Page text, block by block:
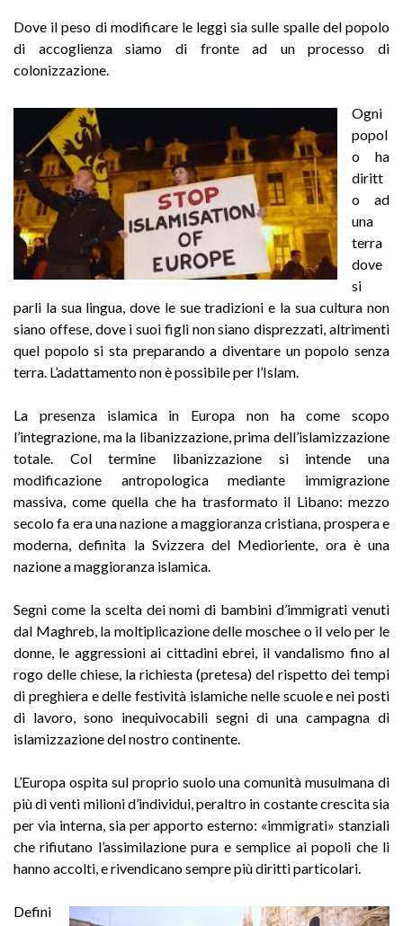
Dove il peso di modificare le leggi sia sulle spalle del popolo
di accoglienza siamo di fronte ad un processo di
colonizzazione.
Ogni
popol
o ha
diritt
o ad
una
terra
dove
si
parli la sua lingua, dove le sue tradizioni e la sua cultura non
siano offese, dove i suoi figli non siano disprezzati, altrimenti
quel popolo si sta preparando a diventare un popolo senza
terra. L’adattamento non è possibile per l’Islam.
La presenza islamica in Europa non ha come scopo
l’integrazione, ma la libanizzazione, prima dell’islamizzazione
totale. Col termine libanizzazione si intende una
modificazione antropologica mediante immigrazione
massiva, come quella che ha trasformato il Libano: mezzo
secolo fa era una nazione a maggioranza cristiana, prospera e
moderna, definita la Svizzera del Medioriente, ora è una
nazione a maggioranza islamica.
Segni come la scelta dei nomi di bambini d’immigrati venuti
dal Maghreb, la moltiplicazione delle moschee o il velo per le
donne, le aggressioni ai cittadini ebrei, il vandalismo fino al
rogo delle chiese, la richiesta (pretesa) del rispetto dei tempi
di preghiera e delle festività islamiche nelle scuole e nei posti
di lavoro, sono inequivocabili segni di una campagna di
islamizzazione del nostro continente.
L’Europa ospita sul proprio suolo una comunità musulmana di
più di venti milioni d’individui, peraltro in costante crescita sia
per via interna, sia per apporto esterno: «immigrati» stanziali
che rifiutano l’assimilazione pura e semplice ai popoli che li
hanno accolti, e rivendicano sempre più diritti particolari.
Defini